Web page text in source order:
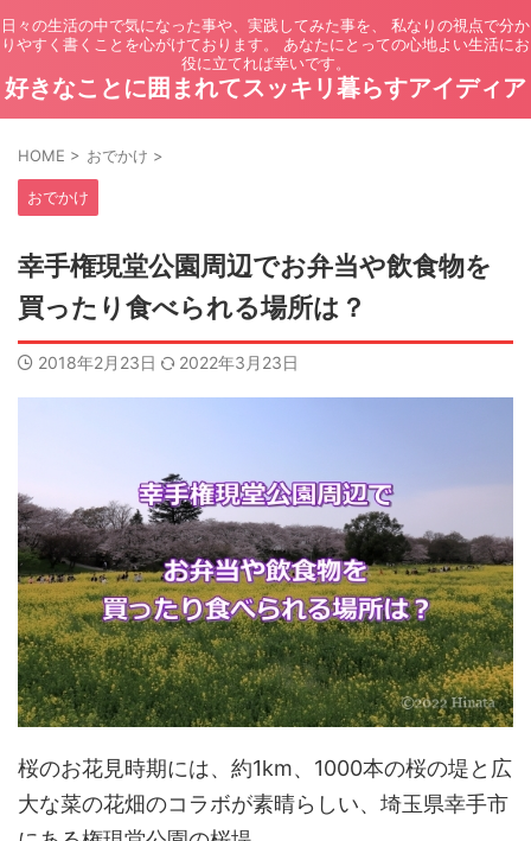
日々の生活の中で気になった事や、実践してみた事を、 私なりの視点で分か
りやすく書くことを心がけております。 あなたにとっての心地よい生活にお
役に立てれば幸いです。
好きなことに囲まれてスッキリ暮らすアイディア
HOME > おでかけ >
おでかけ
幸手権現堂公園周辺でお弁当や飲食物を
買ったり食べられる場所は？
2018年2月23日 2022年3月23日
桜のお花見時期には、約1km、1000本の桜の堤と広
大な菜の花畑のコラボが素晴らしい、埼玉県幸手市